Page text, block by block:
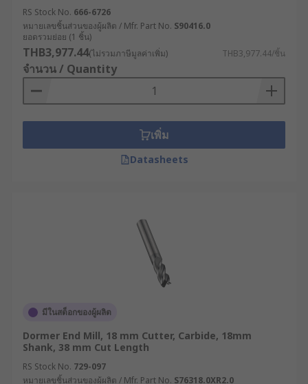
RS Stock No. 666-6726
หมายเลขชิ้นส่วนของผู้ผลิต / Mfr. Part No. S90416.0
ยอดรวมย่อย (1 ชิ้น)
THB3,977.44(ไม่รวมภาษีมูลค่าเพิ่ม) THB3,977.44/ชิ้น
จำนวน / Quantity
เพิ่ม
Datasheets
มีในสต็อกของผู้ผลิต
Dormer End Mill, 18 mm Cutter, Carbide, 18mm
Shank, 38 mm Cut Length
RS Stock No. 729-097
หมายเลขชิ้นส่วนของผู้ผลิต / Mfr. Part No. S76318.0XR2.0